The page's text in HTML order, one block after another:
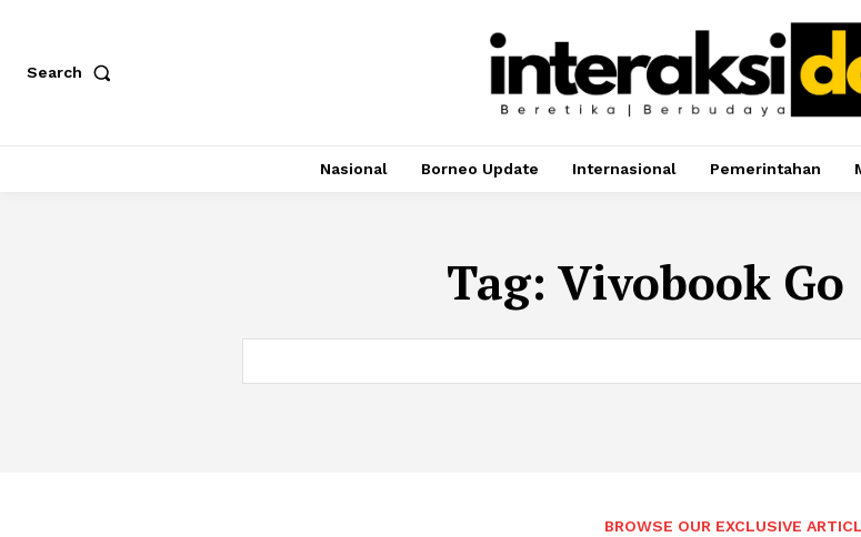
Search
Nasional Borneo Update Internasional Pemerintahan
Tag: Vivobook Go
BROWSE OUR EXCLUSIVE